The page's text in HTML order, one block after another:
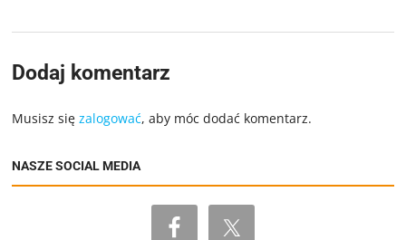
Dodaj komentarz
Musisz sięzalogować, aby móc dodać komentarz.
NASZE SOCIAL MEDIA